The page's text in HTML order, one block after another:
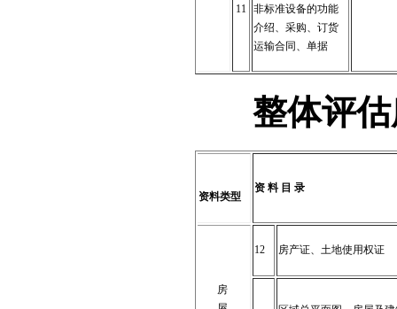
11 非标准设备的功能
介绍、采购、订货
运输合同、单据
整体评
资料类型
资 料 目 录
房
12 房产证、土地使用权证